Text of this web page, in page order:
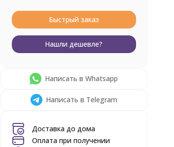
Быстрый заказ
Нашли дешевле?
Написать в Whatsapp
Написать в Telegram
Доставка до дома
Оплата при получении